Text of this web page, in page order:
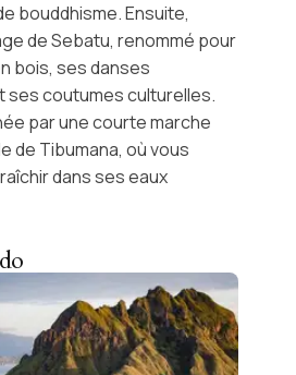
bouddhisme. Ensuite,
de Sebatu, renommé pour
bois, ses danses
ses coutumes culturelles.
par une courte marche
de Tibumana, où vous
dans ses eaux